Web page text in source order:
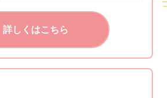
詳しくはこちら